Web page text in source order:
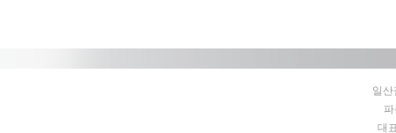
일산
대